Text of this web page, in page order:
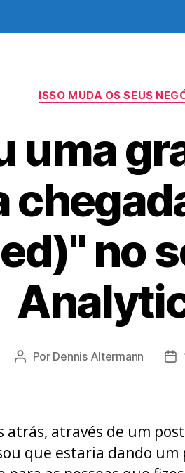
ISSO MUDA OS SEUS
uma
no
Autor
Por Dennis Altermann
atrás, através de um
que estaria dando um